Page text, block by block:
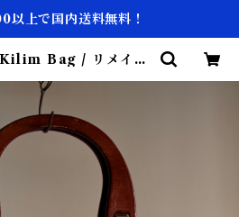
以上で国内送料無料！
Bag / リメイク
& Vintage 通販】